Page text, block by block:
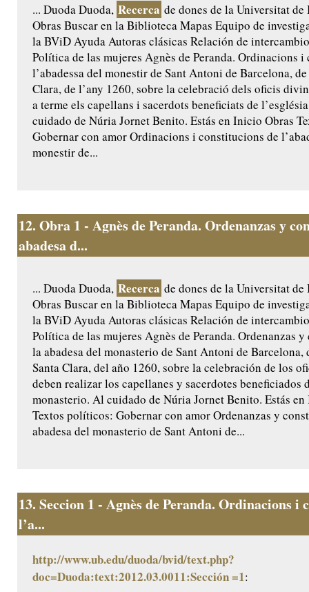
... Duoda Duoda, Recerca de dones de la Universitat
Obras Buscar en la Biblioteca Mapas Equipo de
la BViD Ayuda Autoras clásicas Relación de
Política de las mujeres Agnès de Peranda. Ordinacions
l’abadessa del monestir de Sant Antoni de Barcelona, de
Clara, de l’any 1260, sobre la celebració dels oficis
a terme els capellans i sacerdots beneficiats de
cuidado de Núria Jornet Benito. Estás en Inicio Obras
Gobernar con amor Ordinacions i constitucions de
monestir de...
12. Obra 1 - Agnès de Peranda. Ordenanzas y
abadesa d...
... Duoda Duoda, Recerca de dones de la Universitat
Obras Buscar en la Biblioteca Mapas Equipo de
la BViD Ayuda Autoras clásicas Relación de
Política de las mujeres Agnès de Peranda. Ordenanzas
la abadesa del monasterio de Sant Antoni de Barcelona,
Santa Clara, del año 1260, sobre la celebración de los
deben realizar los capellanes y sacerdotes beneficiados
monasterio. Al cuidado de Núria Jornet Benito. Estás
Textos políticos: Gobernar con amor Ordenanzas y
abadesa del monasterio de Sant Antoni de...
13. Seccion 1 - Agnès de Peranda. Ordinacions i
l’a...
http://www.ub.edu/duoda/bvid/text.php?
doc=Duoda:text:2012.03.0011:Sección =1: